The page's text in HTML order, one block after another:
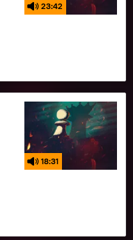
23:42
18:31